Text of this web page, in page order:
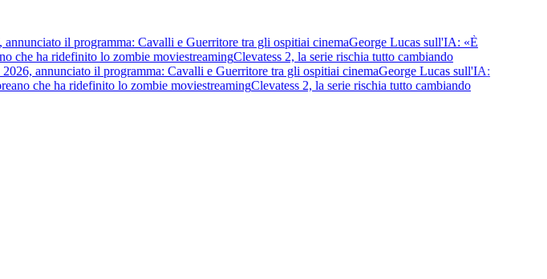
il programma: Cavalli e Guerritore tra gli ospitiai cinemaGeorge Lucas sull'IA: «È
che ha ridefinito lo zombie moviestreamingClevatess 2, la serie rischia tutto cambiando
annunciato il programma: Cavalli e Guerritore tra gli ospitiai cinemaGeorge Lucas sull'IA:
che ha ridefinito lo zombie moviestreamingClevatess 2, la serie rischia tutto cambiando